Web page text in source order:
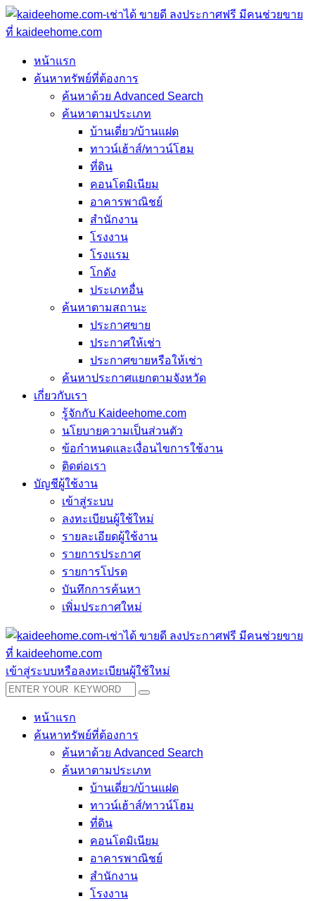
หน้าแรก
ค้นหาทรัพย์ที่ต้องการ
ค้นหาด้วย Advanced Search
ค้นหาตามประเภท
บ้านเดี่ยว/บ้านแฝด
ทาวน์เฮ้าส์/ทาวน์โฮม
ที่ดิน
คอนโดมิเนียม
อาคารพาณิชย์
สำนักงาน
โรงงาน
โรงแรม
โกดัง
ประเภทอื่น
ค้นหาตามสถานะ
ประกาศขาย
ประกาศให้เช่า
ประกาศขายหรือให้เช่า
ค้นหาประกาศแยกตามจังหวัด
เกี่ยวกับเรา
รู้จักกับ Kaideehome.com
นโยบายความเป็นส่วนตัว
ข้อกำหนดและเงื่อนไขการใช้งาน
ติดต่อเรา
บัญชีผู้ใช้งาน
เข้าสู่ระบบ
ลงทะเบียนผู้ใช้ใหม่
รายละเอียดผู้ใช้งาน
รายการประกาศ
รายการโปรด
บันทึกการค้นหา
เพิ่มประกาศใหม่
เข้าสู่ระบบหรือลงทะเบียนผู้ใช้ใหม่
หน้าแรก
ค้นหาทรัพย์ที่ต้องการ
ค้นหาด้วย Advanced Search
ค้นหาตามประเภท
บ้านเดี่ยว/บ้านแฝด
ทาวน์เฮ้าส์/ทาวน์โฮม
ที่ดิน
คอนโดมิเนียม
อาคารพาณิชย์
สำนักงาน
โรงงาน